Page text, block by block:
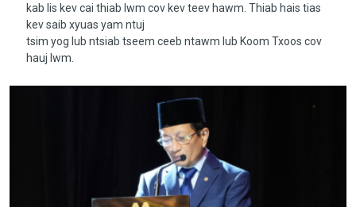
kab lis kev cai thiab lwm cov kev teev hawm. Thiab hais tias
kev saib xyuas yam ntuj
tsim yog lub ntsiab tseem ceeb ntawm lub Koom Txoos cov
hauj lwm.